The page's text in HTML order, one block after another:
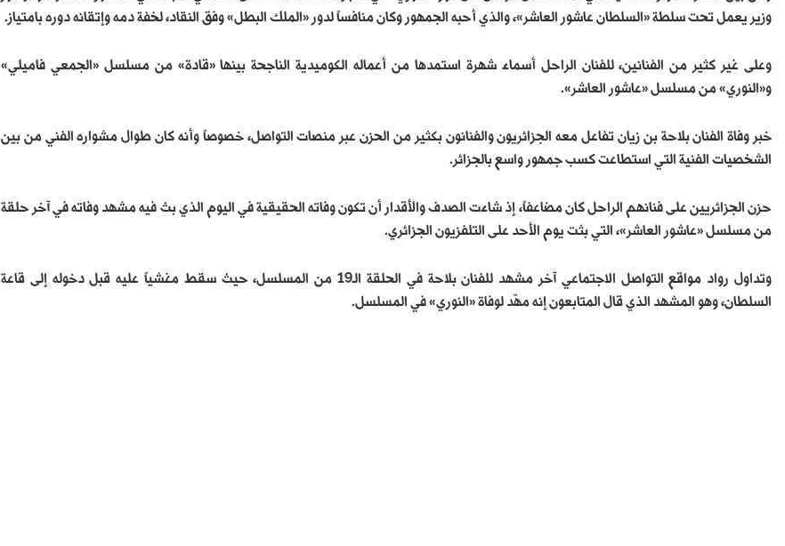
وزير يعمل تحت سلطة «السلطان عاشور العاشر»، والذي أحبه الجمهور وكان منافساً لدور «الملك البطل» وفق النقاد، لخفة دمه وإتقانه دوره بامتياز.
وعلى غير كثير من الفنانين، للفنان الراحل أسماء شهرة استمدها من أعماله الكوميدية الناجحة بينها «قادة» من مسلسل «الجمعي فاميلي»
و«النوري» من مسلسل «عاشور العاشر».
خبر وفاة الفنان بلاحة بن زيان تفاعل معه الجزائريون والفنانون بكثير من الحزن عبر منصات التواصل، خصوصاً وأنه كان طوال مشواره الفني من بين
الشخصيات الفنية التي استطاعت كسب جمهور واسع بالجزائر.
حزن الجزائريين على فنانهم الراحل كان مضاعفاً، إذ شاءت الصدف والأقدار أن تكون وفاته الحقيقية في اليوم الذي بث فيه مشهد وفاته في آخر حلقة
من مسلسل «عاشور العاشر»، التي بثت يوم الأحد على التلفزيون الجزائري.
وتداول رواد مواقع التواصل الاجتماعي آخر مشهد للفنان بلاحة في الحلقة الـ19 من المسلسل، حيث سقط مغشياً عليه قبل دخوله إلى قاعة
السلطان، وهو المشهد الذي قال المتابعون إنه مهّد لوفاة «النوري» في المسلسل.